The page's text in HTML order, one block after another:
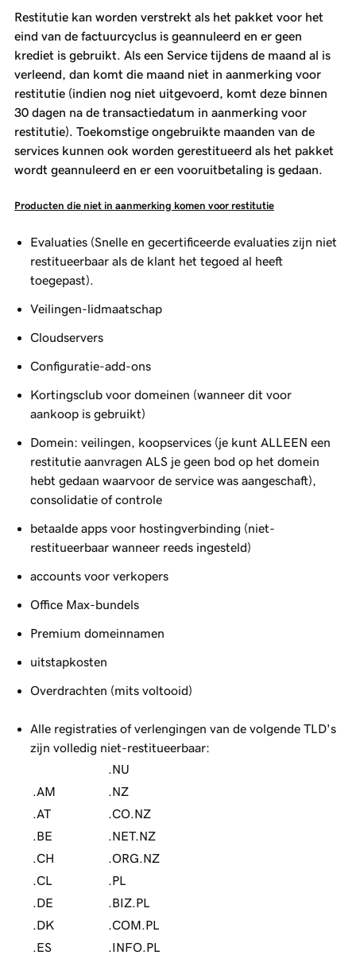
Restitutie kan worden verstrekt als het pakket voor het
eind van de factuurcyclus is geannuleerd en er geen
krediet is gebruikt. Als een Service tijdens de maand al is
verleend, dan komt die maand niet in aanmerking voor
restitutie (indien nog niet uitgevoerd, komt deze binnen
30 dagen na de transactiedatum in aanmerking voor
restitutie). Toekomstige ongebruikte maanden van de
services kunnen ook worden gerestitueerd als het pakket
wordt geannuleerd en er een vooruitbetaling is gedaan.
Producten die niet in aanmerking komen voor restitutie
Evaluaties (Snelle en gecertificeerde evaluaties zijn niet
restitueerbaar als de klant het tegoed al heeft
toegepast).
Veilingen-lidmaatschap
Cloudservers
Configuratie-add-ons
Kortingsclub voor domeinen (wanneer dit voor
aankoop is gebruikt)
Domein: veilingen, koopservices (je kunt ALLEEN een
restitutie aanvragen ALS je geen bod op het domein
hebt gedaan waarvoor de service was aangeschaft),
consolidatie of controle
betaalde apps voor hostingverbinding (niet-
restitueerbaar wanneer reeds ingesteld)
accounts voor verkopers
Office Max-bundels
Premium domeinnamen
uitstapkosten
Overdrachten (mits voltooid)
Alle registraties of verlengingen van de volgende TLD's
zijn volledig niet-restitueerbaar:
.NU
.AM
.NZ
.AT
.CO.NZ
.BE
.NET.NZ
.CH
.ORG.NZ
.CL
.PL
.DE
.BIZ.PL
.DK
.COM.PL
.ES
.INFO.PL